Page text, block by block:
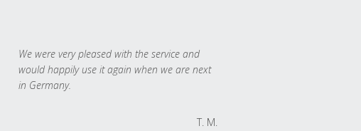
We were very pleased with the service and
would happily use it again when we are next
in Germany.
T. M.